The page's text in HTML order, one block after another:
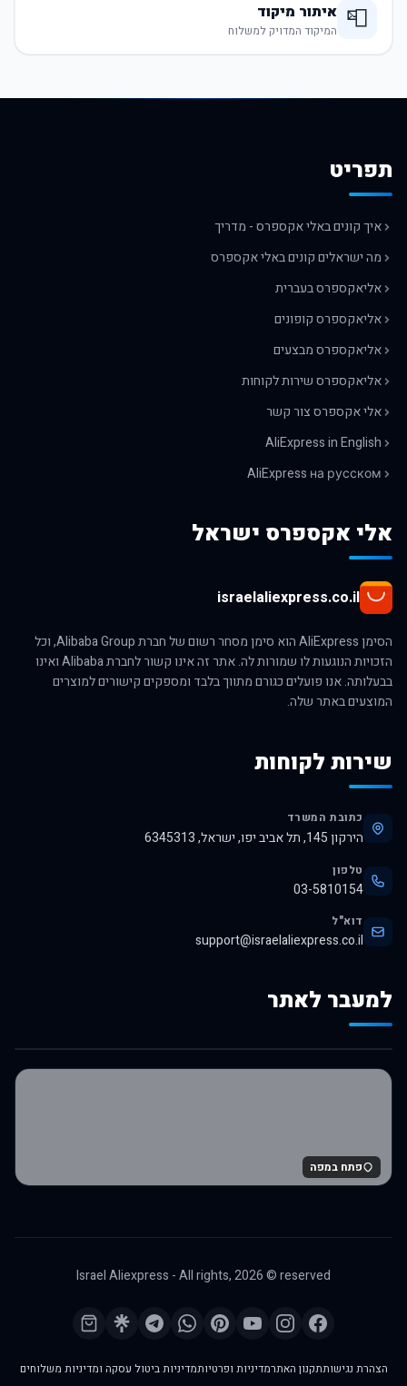
📮 איתור מיקוד
המיקוד המדויק למשלוח
תפריט
איך קונים באלי אקספרס - מדריך
מה ישראלים קונים באלי אקספרס
אליאקספרס בעברית
אליאקספרס קופונים
אליאקספרס מבצעים
אליאקספרס שירות לקוחות
אלי אקספרס צור קשר
AliExpress in English
AliExpress на русском
אלי אקספרס ישראל
israelaliexpress.co.il
הסימן AliExpress הוא סימן מסחר רשום של חברת Alibaba Group, וכל
הזכויות הנוגעות לו שמורות לה. אתר זה אינו קשור לחברת Alibaba ואינו
בבעלותה. אנו פועלים כגורם מתווך בלבד ומספקים קישורים למוצרים
המוצעים באתר שלה.
שירות לקוחות
כתובת המשרד
הירקון 145, תל אביב יפו, ישראל, 6345313
טלפון
03-5810154
דוא"ל
support@israelaliexpress.co.il
למעבר לאתר
לרכישה באלי אקספרס
פתח במפה
Israel Aliexpress - All rights,2026© reserved
הצהרת נגישותתקנון האתרמדיניות ופרטיותמדיניות ביטול עסקה ומדיניות משלוחים